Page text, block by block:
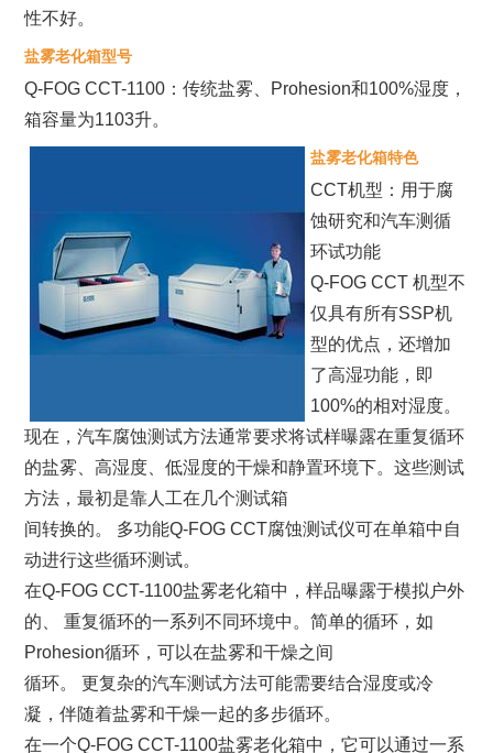
性不好。
盐雾老化箱型号
Q-FOG CCT-1100：传统盐雾、Prohesion和100%湿度，
箱容量为1103升。
盐雾老化箱特色
CCT机型：用于腐
蚀研究和汽车测循
环试功能
Q-FOG CCT 机型不
仅具有所有SSP机
型的优点，还增加
了高湿功能，即
100%的相对湿度。
现在，汽车腐蚀测试方法通常要求将试样曝露在重复循环
的盐雾、高湿度、低湿度的干燥和静置环境下。这些测试
方法，最初是靠人工在几个测试箱
间转换的。 多功能Q-FOG CCT腐蚀测试仪可在单箱中自
动进行这些循环测试。
在Q-FOG CCT-1100盐雾老化箱中，样品曝露于模拟户外
的、 重复循环的一系列不同环境中。简单的循环，如
Prohesion循环，可以在盐雾和干燥之间
循环。 更复杂的汽车测试方法可能需要结合湿度或冷
凝，伴随着盐雾和干燥一起的多步循环。
在一个Q-FOG CCT-1100盐雾老化箱中，它可以通过一系